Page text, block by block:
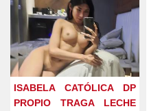
ISABELA CATÓLICA DP
PROPIO TRAGA LECHE